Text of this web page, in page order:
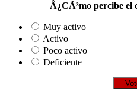
Â¿CÃ³mo percibe el
Muy activo
Activo
Poco activo
Deficiente